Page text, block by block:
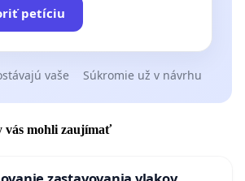
petíciu
vaše Súkromie už v návrhu
vás mohli zaujímať